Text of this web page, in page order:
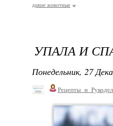
дикие животные
УПАЛА И
Понедельник, 27